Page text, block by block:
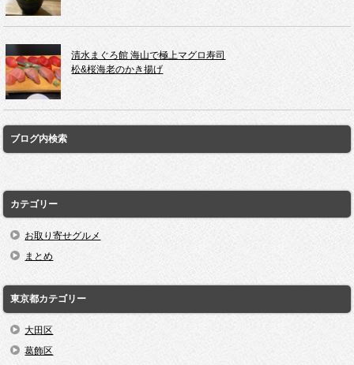
清水まぐろ館 海山で極上マグロ寿司
松&桜海老のかき揚げ
ブログ内検索
カテゴリー
お取り寄せグルメ
まとめ
東京都カテゴリー
大田区
葛飾区